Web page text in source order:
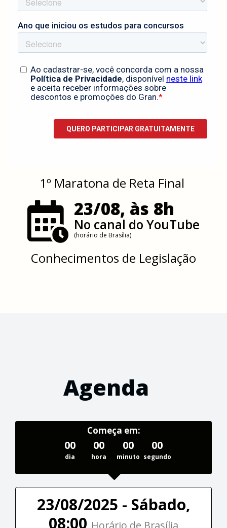
1º Maratona de Reta Final
23/08, às 8h
No canal do YouTube
(horário de Brasília)
Conhecimentos de Legislação
Agenda
Começa em:
00
dia
00
hora
00
minuto
00
segundo
23/08/2025 - Sábado,
08:00